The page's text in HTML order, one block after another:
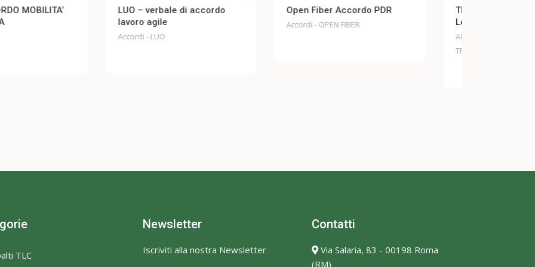
– verbale di accordo
agile
- LUO
Open Fiber Accordo PDR
Accordi - OPEN FIBER
TI Trust Accordo Misure
Legge 223 / 91
TLC
Newsletter
Iscriviti alla nostra Newsletter
Contatti
Via Salaria, 83 - 00198 Roma
(RM)